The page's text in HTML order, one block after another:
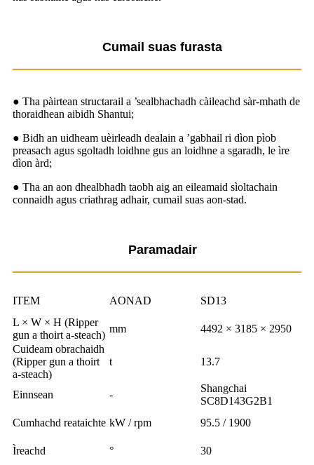
Cumail suas furasta
● Tha pàirtean structarail a ’sealbhachadh càileachd sàr-mhath de
thoraidhean aibidh Shantui;
● Bidh an uidheam uèirleadh dealain a ’gabhail ri dìon pìob
preasach agus sgoltadh loidhne gus an loidhne a sgaradh, le ìre
dìon àrd;
● Tha an aon dhealbhadh taobh aig an eileamaid sìoltachain
connaidh agus criathrag adhair, cumail suas aon-stad.
Paramadair
ITEM AONAD
SD13
L × W × H (Ripper
gun a thoirt a-steach)
mm
4492 × 3185 × 2950
Cuideam obrachaidh
(Ripper gun a thoirt
a-steach)
t 13.7
Einnsean -
Shangchai
SC8D143G2B1
Cumhachd reataichte kW / rpm 95.5 / 1900
Ìreachd ° 30